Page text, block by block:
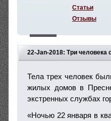
22-Jan-2018: Три
Тела трех человек
жилых домов в
экстренных службах
«Ночью 22 января в
Статьи
Отзывы